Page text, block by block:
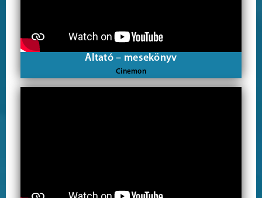
Altató – mesekönyv
Cinemon